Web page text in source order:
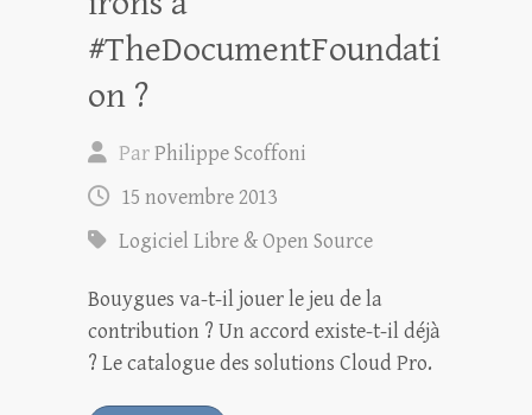
#TheDocumentFoundati
on ?
ParPhilippe Scoffoni
15 novembre 2013
Logiciel Libre & Open Source
Bouygues va-t-il jouer le jeu de la
contribution ? Un accord existe-t-il déjà
? Le catalogue des solutions Cloud Pro.